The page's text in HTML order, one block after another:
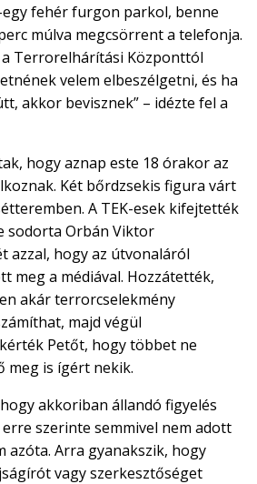
fehér furgon parkol, benne
múlva megcsörrent a telefonja.
a Terrorelhárítási Központtól
velem elbeszélgetni, és ha
akkor bevisznek” – idézte fel a
hogy aznap este 18 órakor az
Két bőrdzsekis figura várt
A TEK-esek kifejtették
sodorta Orbán Viktor
azzal, hogy az útvonaláról
meg a médiával. Hozzátették,
akár terrorcselekmény
majd végül
Petőt, hogy többet ne
meg is ígért nekik.
akkoriban állandó figyelés
szerinte semmivel nem adott
azóta. Arra gyanakszik, hogy
vagy szerkesztőséget